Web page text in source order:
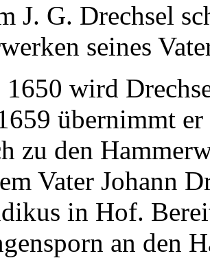
J. G. Drechsel
seines
1650 wird
übernimmt
zu den
Vater Johann
in Hof.
an den